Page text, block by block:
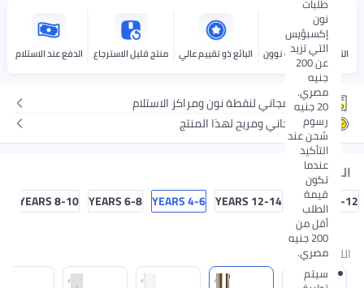
نون
إكسبؤيس
التي تزيد
عن 200
جنيه
مصري.
20 جنيه
رسوم
شحن عند
التأكيد
عندما
تكون
قيمة
الطلب
أقل من
200 جنيه
مصري.
سيتم
التوصيل بواسطة نوون البائع ذو تقييم عالي منتج قليل الاسترجاع الدفع عند الاستلام
توصيل مجاني لنقطة نون ومراكز الاستلام
إرجاع مجاني ومريح لهذا المنتج
المقاس
10-12 YEARS
12-14 YEARS
4-6 YEARS
6-8 YEARS
8-10 YEARS
اللون: